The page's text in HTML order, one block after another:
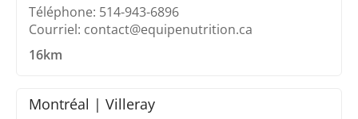
Téléphone: 514-943-6896
Courriel: contact@equipenutrition.ca
16km
Montréal | Villeray